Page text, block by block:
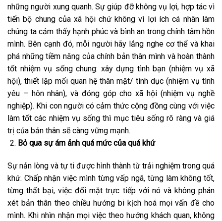
những người xung quanh. Sự giúp đỡ không vụ lợi, hợp tác vì
tiến bộ chung của xã hội chứ không vì lợi ích cá nhân làm
chúng ta cảm thấy hạnh phúc và bình an trong chính tâm hồn
mình. Bên cạnh đó, mỗi người hãy lắng nghe cơ thể và khai
phá những tiềm năng của chính bản thân mình và hoàn thành
tốt nhiệm vụ sống chung: xây dựng tình bạn (nhiệm vụ xã
hội), thiết lập mối quan hệ thân mật/ tình dục (nhiệm vụ tình
yêu – hôn nhân), và đóng góp cho xã hội (nhiệm vụ nghề
nghiệp). Khi con người có cảm thức cộng đồng cùng với việc
làm tốt các nhiệm vụ sống thì mục tiêu sống rõ ràng và giá
trị của bản thân sẽ càng vững mạnh.
Bỏ qua sự ám ảnh quá mức của quá khứ
Sự nản lòng và tự ti được hình thành từ trải nghiệm trong quá
khứ. Chấp nhận việc mình từng vấp ngã, từng làm không tốt,
từng thất bại, việc đối mặt trực tiếp với nó và không phán
xét bản thân theo chiều hướng bi kịch hoá mọi vấn đề cho
mình. Khi nhìn nhận mọi việc theo hướng khách quan, không